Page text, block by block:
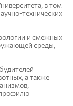
в том
технических
и смежных
среды,
а также
профилю